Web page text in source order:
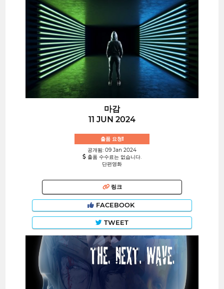
마감
11 JUN 2024
출품 요청!
공개됨: 09 Jan 2024
출품 수수료는 없습니다.
단편영화
링크
FACEBOOK
TWEET